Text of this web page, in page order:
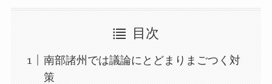
目次
南部諸州では議論にとどまりまごつく対
策